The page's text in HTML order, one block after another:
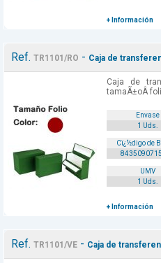
+ Información
Ref. TR1101/RO - Caja de
Caja de
tamaÃ±oÂ
Envase
1 Uds.
Cï¿½digo de
UMV
1 Uds.
+ Información
Ref. TR1101/VE - Caja de